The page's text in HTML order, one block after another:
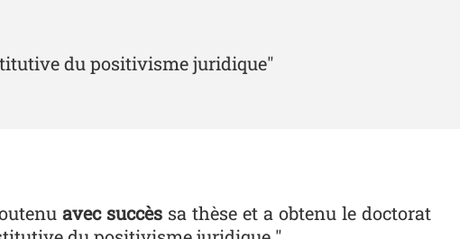
du positivisme juridique"
avec succèssa thèse et a obtenu le doctorat